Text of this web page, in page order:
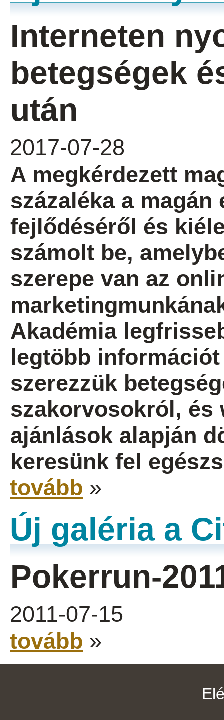
Interneten
betegségek
után
2017-07-28
A megkérdezett
százaléka a
fejlődéséről és
számolt be,
szerepe van az
Akadémia
legtöbb
szerezzük
szakorvosokról, és
ajánlások alapján
keresünk fel
tovább »
Új galéria a
Pokerrun-
2011-07-15
tovább »